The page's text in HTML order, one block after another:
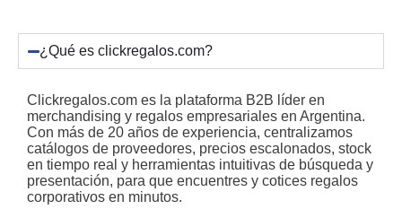
¿Qué es clickregalos.com?
Clickregalos.com es la plataforma B2B líder en
merchandising y regalos empresariales en Argentina.
Con más de 20 años de experiencia, centralizamos
catálogos de proveedores, precios escalonados, stock
en tiempo real y herramientas intuitivas de búsqueda y
presentación, para que encuentres y cotices regalos
corporativos en minutos.